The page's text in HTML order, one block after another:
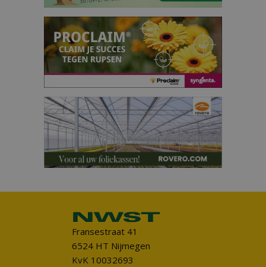
Fransestraat 41
6524 HT Nijmegen
KvK 10032693